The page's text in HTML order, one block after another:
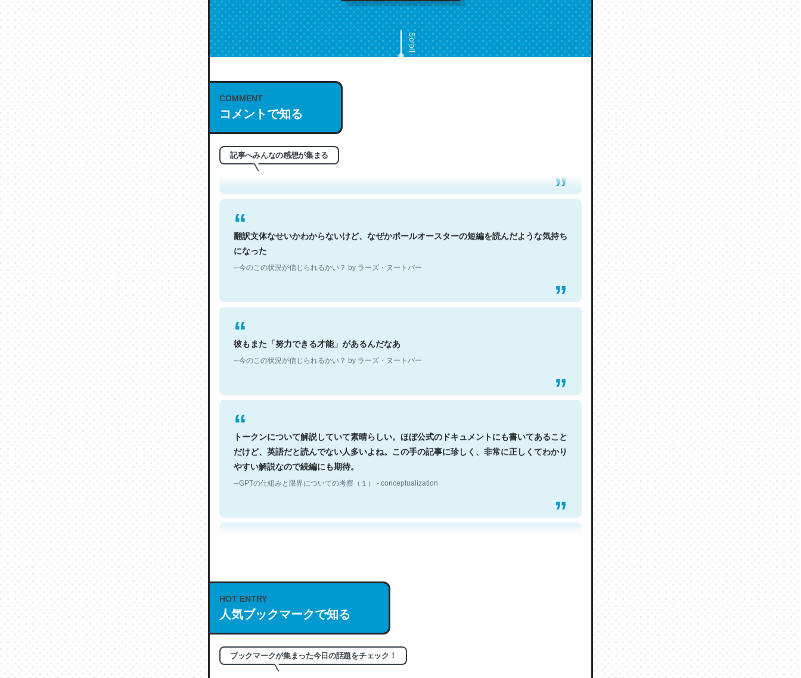
Scroll
COMMENT
コメントで知る
記事へみんなの感想が集まる
これは名文。彼はとてもクレバーなんだろうなと凄く思う。英語少しでも読める人は原文
もお勧め。自分はこの流れ好き。Let’s Fucking Go. Then Covid hit. Shit.
─今のこの状況が信じられるかい？ by ラーズ・ヌートバー
翻訳文体なせいかわからないけど、なぜかポールオースターの短編を読んだような気持ち
になった
─今のこの状況が信じられるかい？ by ラーズ・ヌートバー
彼もまた「努力できる才能」があるんだなあ
─今のこの状況が信じられるかい？ by ラーズ・ヌートバー
トークンについて解説していて素晴らしい。ほぼ公式のドキュメントにも書いてあること
だけど、英語だと読んでない人多いよね。この手の記事に珍しく、非常に正しくてわかり
やすい解説なので続編にも期待。
─GPTの仕組みと限界についての考察（１） - conceptualization
これは良記事。32768トークンだと英語小説100ページ分くらい。小説でいう「ずっと前
の伏線」は回収されないけど、短期記憶というには多い分量。進化すればするほど分かり
HOT ENTRY
人気ブックマークで知る
ブックマークが集まった今日の話題をチェック！